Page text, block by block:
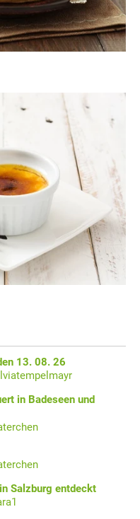
13. 08. 26
in Badeseen und
Salzburg entdeckt